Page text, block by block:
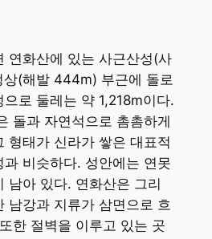
연화산에 있는 사근산성(사
(해발 444m) 부근에 돌로
로 둘레는 약 1,218m이다.
돌과 자연석으로 촘촘하게
형태가 신라가 쌓은 대표적
과 비슷하다. 성안에는 연못
남아 있다. 연화산은 그리
남강과 지류가 삼면으로 흐
한 절벽을 이루고 있는 곳